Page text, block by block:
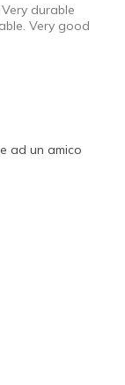
durable
Very good
ad un amico